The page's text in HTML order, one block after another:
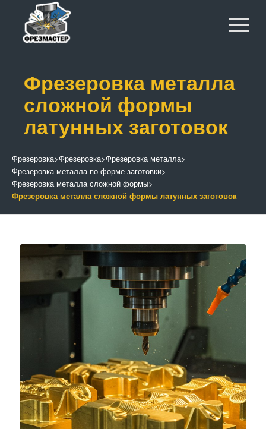
Фрезеровка металла
сложной формы
латунных заготовок
Фрезеровка>Фрезеровка>Фрезеровка металла>
Фрезеровка металла по форме заготовки>
Фрезеровка металла сложной формы>
Фрезеровка металла сложной формы латунных заготовок